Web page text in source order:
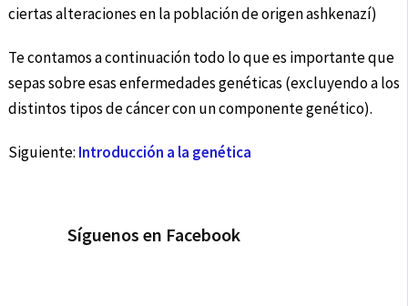
ciertas alteraciones en la población de origen ashkenazí)
Te contamos a continuación todo lo que es importante que
sepas sobre esas enfermedades genéticas (excluyendo a los
distintos tipos de cáncer con un componente genético).
Siguiente: Introducción a la genética
Síguenos en Facebook